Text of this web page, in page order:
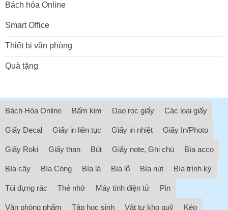
Bách hóa Online
Smart Office
Thiết bị văn phòng
Quà tặng
Bách Hóa Online Bấm kim Dao rọc giấy Các loại giấy
Giấy Decal Giấy in liên tục Giấy in nhiệt Giấy In/Photo
Giấy Roki Giấy than Bút Giấy note, Ghi chú Bìa acco
Bìa cây Bìa Còng Bìa lá Bìa lỗ Bìa nút Bìa trình ký
Túi đựng rác Thẻ nhớ Máy tính điện tử Pin
Văn phòng phẩm Tập học sinh Vật tư kho quỹ Kéo